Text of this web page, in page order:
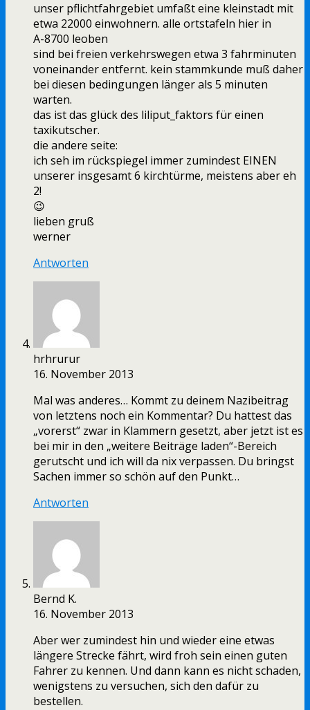
unser pflichtfahrgebiet umfaßt eine kleinstadt mit
etwa 22000 einwohnern. alle ortstafeln hier in
A-8700 leoben
sind bei freien verkehrswegen etwa 3 fahrminuten
voneinander entfernt. kein stammkunde muß daher
bei diesen bedingungen länger als 5 minuten
warten.
das ist das glück des liliput_faktors für einen
taxikutscher.
die andere seite:
ich seh im rückspiegel immer zumindest EINEN
unserer insgesamt 6 kirchtürme, meistens aber eh
2!
😉
lieben gruß
werner
Antworten
hrhrurur
16. November 2013
Mal was anderes… Kommt zu deinem Nazibeitrag
von letztens noch ein Kommentar? Du hattest das
„vorerst“ zwar in Klammern gesetzt, aber jetzt ist es
bei mir in den „weitere Beiträge laden“-Bereich
gerutscht und ich will da nix verpassen. Du bringst
Sachen immer so schön auf den Punkt…
Antworten
Bernd K.
16. November 2013
Aber wer zumindest hin und wieder eine etwas
längere Strecke fährt, wird froh sein einen guten
Fahrer zu kennen. Und dann kann es nicht schaden,
wenigstens zu versuchen, sich den dafür zu
bestellen.